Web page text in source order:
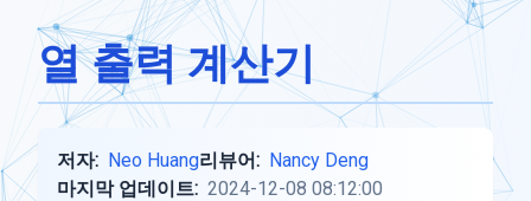
열 출력 계산기
저자: Neo Huang리뷰어: Nancy Deng
마지막 업데이트: 2024-12-08 08:12:00